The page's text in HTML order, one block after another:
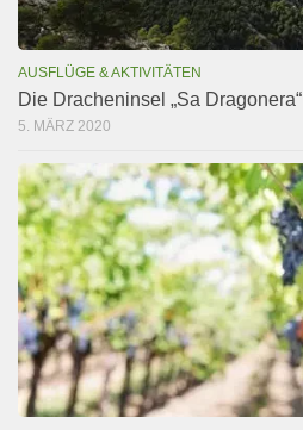
AUSFLÜGE & AKTIVITÄTEN
Die Dracheninsel „Sa Dragonera“
5. MÄRZ 2020